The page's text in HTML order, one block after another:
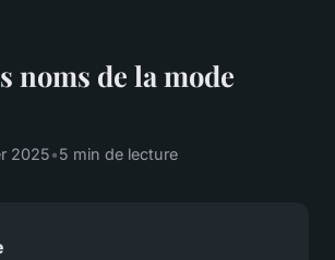
noms de la mode
2025•5 min de lecture